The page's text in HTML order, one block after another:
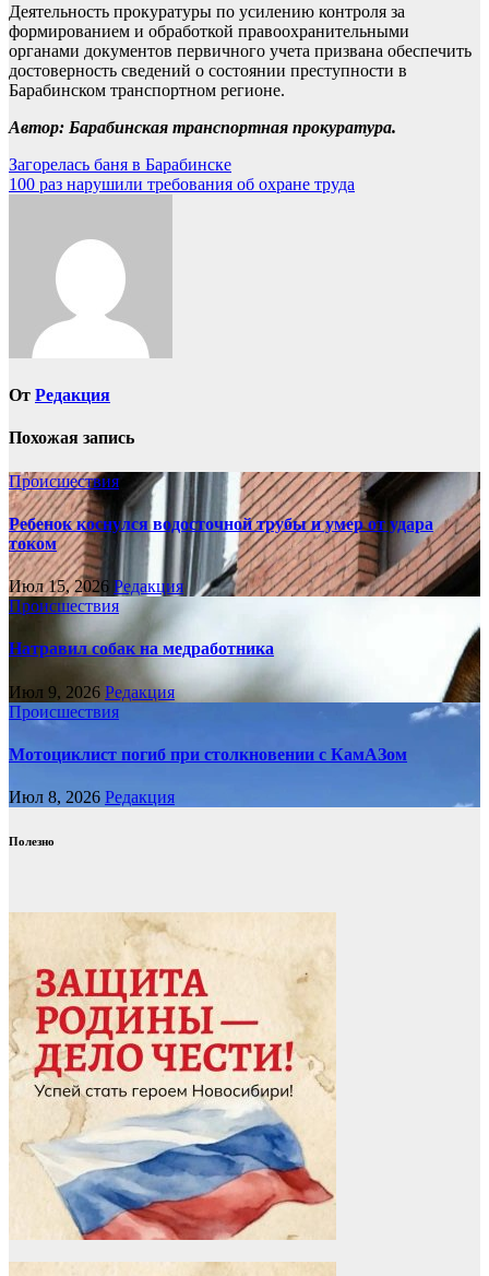
Деятельность прокуратуры по усилению контроля за
формированием и обработкой правоохранительными
органами документов первичного учета призвана обеспечить
достоверность сведений о состоянии преступности в
Барабинском транспортном регионе.
Автор: Барабинская транспортная прокуратура.
Навигация
по
Загорелась баня в Барабинске
100 раз нарушили требования об охране труда
От Редакция
Похожая запись
Происшествия
Ребенок коснулся водосточной трубы и умер от удара
током
Июл 15, 2026 Редакция
Происшествия
Натравил собак на медработника
Июл 9, 2026 Редакция
Происшествия
Мотоциклист погиб при столкновении с КамАЗом
Июл 8, 2026 Редакция
Полезно